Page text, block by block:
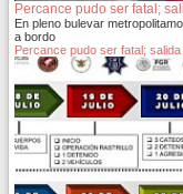
Percance pudo ser fatal;
En pleno bulevar
a bordo
Percance pudo ser fatal;